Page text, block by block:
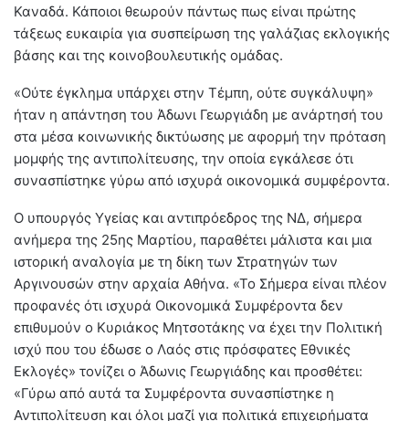
Καναδά. Κάποιοι θεωρούν πάντως πως είναι πρώτης
τάξεως ευκαιρία για συσπείρωση της γαλάζιας εκλογικής
βάσης και της κοινοβουλευτικής ομάδας.
«Ούτε έγκλημα υπάρχει στην Τέμπη, ούτε συγκάλυψη»
ήταν η απάντηση του Άδωνι Γεωργιάδη με ανάρτησή του
στα μέσα κοινωνικής δικτύωσης με αφορμή την πρόταση
μομφής της αντιπολίτευσης, την οποία εγκάλεσε ότι
συνασπίστηκε γύρω από ισχυρά οικονομικά συμφέροντα.
Ο υπουργός Υγείας και αντιπρόεδρος της ΝΔ, σήμερα
ανήμερα της 25ης Μαρτίου, παραθέτει μάλιστα και μια
ιστορική αναλογία με τη δίκη των Στρατηγών των
Αργινουσών στην αρχαία Αθήνα. «Το Σήμερα είναι πλέον
προφανές ότι ισχυρά Οικονομικά Συμφέροντα δεν
επιθυμούν ο Κυριάκος Μητσοτάκης να έχει την Πολιτική
ισχύ που του έδωσε ο Λαός στις πρόσφατες Εθνικές
Εκλογές» τονίζει ο Άδωνις Γεωργιάδης και προσθέτει:
«Γύρω από αυτά τα Συμφέροντα συνασπίστηκε η
Αντιπολίτευση και όλοι μαζί για πολιτικά επιχειρήματα